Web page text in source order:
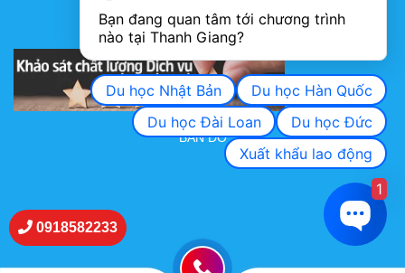
KHẢO SÁT CHẤT LƯỢNG DỊCH VỤ
BẢN ĐỒ
0918582233
Bạn đang quan tâm tới chương trình
nào tại Thanh Giang?
Du học Nhật Bản
Du học Hàn Quốc
Du học Đài Loan
Du học Đức
Xuất khẩu lao động
1